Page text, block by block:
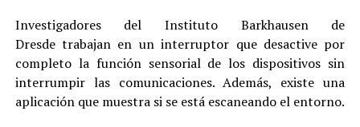
Investigadores del Instituto Barkhausen de
Dresde trabajan en un interruptor que desactive por
completo la función sensorial de los dispositivos sin
interrumpir las comunicaciones. Además, existe una
aplicación que muestra si se está escaneando el entorno.